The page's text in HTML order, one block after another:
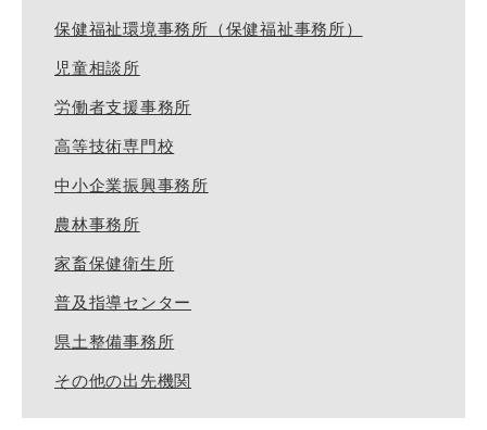
保健福祉環境事務所（保健福祉事務所）
児童相談所
労働者支援事務所
高等技術専門校
中小企業振興事務所
農林事務所
家畜保健衛生所
普及指導センター
県土整備事務所
その他の出先機関